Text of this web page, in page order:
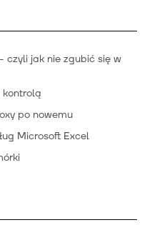
czyli jak nie zgubić się w
po nowemu
Microsoft Excel